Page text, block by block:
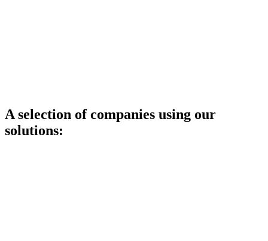
A selection of companies using our
solutions: